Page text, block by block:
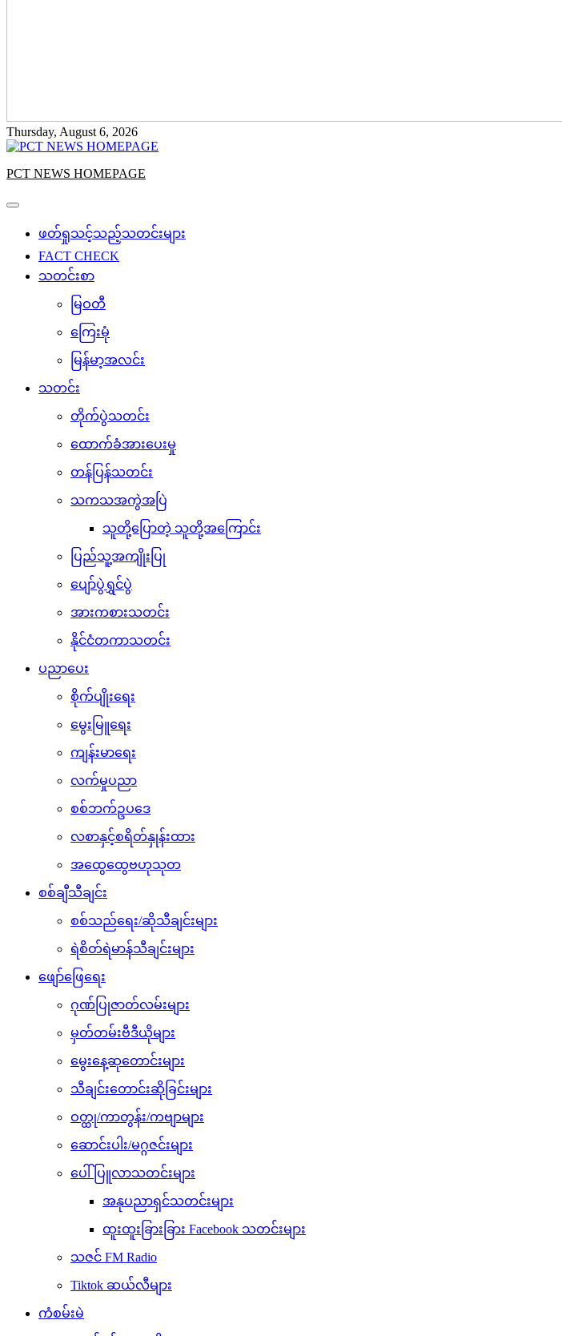
Thursday, August 6, 2026
PCT NEWS HOMEPAGE
ဖတ်ရှုသင့်သည့်သတင်းများ
FACT CHECK
သတင်းစာ
မြဝတီ
ကြေးမုံ
မြန်မာ့အလင်း
သတင်း
တိုက်ပွဲသတင်း
ထောက်ခံအားပေးမှု
တန်ပြန်သတင်း
သကသအကွဲအပြဲ
သူတို့ပြောတဲ့ သူတို့အကြောင်း
ပြည်သူ့အကျိုးပြု
ပျော်ပွဲရွှင်ပွဲ
အားကစားသတင်း
နိုင်ငံတကာသတင်း
ပညာပေး
စိုက်ပျိုးရေး
မွေးမြူရေး
ကျန်းမာရေး
လက်မှုပညာ
စစ်ဘက်ဥပဒေ
လစာနှင့်စရိတ်နှုန်းထား
အထွေထွေဗဟုသုတ
စစ်ချီသီချင်း
စစ်သည်ရေး/ဆိုသီချင်းများ
ရဲစိတ်ရဲမာန်သီချင်းများ
ဖျော်ဖြေရေး
ဂုဏ်ပြုဇာတ်လမ်းများ
မှတ်တမ်းဗီဒီယိုများ
မွေးနေ့ဆုတောင်းများ
သီချင်းတောင်းဆိုခြင်းများ
ဝတ္ထု/ကာတွန်း/ကဗျာများ
ဆောင်းပါး/မဂ္ဂဇင်းများ
ပေါ်ပြူလာသတင်းများ
အနုပညာရှင်သတင်းများ
ထူးထူးခြားခြား Facebook သတင်းများ
သဇင် FM Radio
Tiktok ဆယ်လီများ
ကံစမ်းမဲ